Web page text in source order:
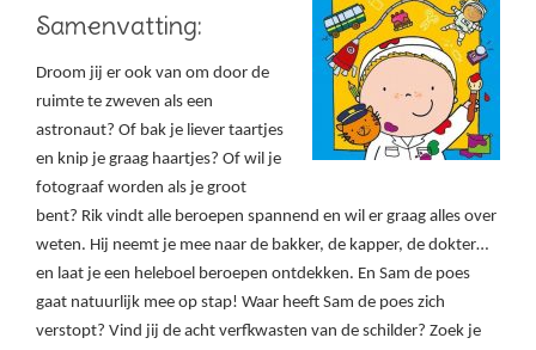
Samenvatting:
Droom jij er ook van om door de
ruimte te zweven als een
astronaut? Of bak je liever taartjes
en knip je graag haartjes? Of wil je
fotograaf worden als je groot
bent? Rik vindt alle beroepen spannend en wil er graag alles over
weten. Hij neemt je mee naar de bakker, de kapper, de dokter…
en laat je een heleboel beroepen ontdekken. En Sam de poes
gaat natuurlijk mee op stap! Waar heeft Sam de poes zich
verstopt? Vind jij de acht verfkwasten van de schilder? Zoek je